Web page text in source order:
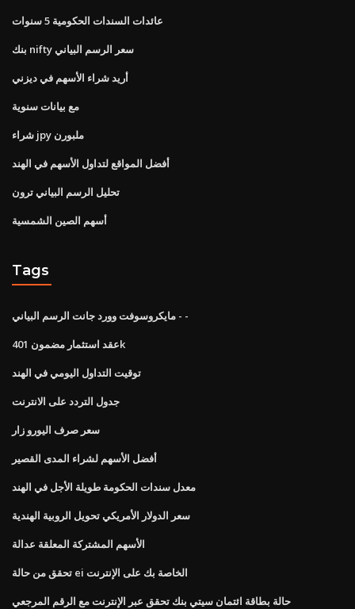
عائدات السندات الحكومية 5 سنوات
بنك nifty سعر الرسم البياني
أريد شراء الأسهم في ديزني
مع بيانات سنوية
شراء jpy ملبورن
أفضل المواقع لتداول الأسهم في الهند
تحليل الرسم البياني ترون
أسهم الصين الشمسية
Tags
مايكروسوفت وورد جانت الرسم البياني - -
عقد استثمار مضمون 401k
توقيت التداول اليومي في الهند
جدول التردد على الانترنت
سعر صرف اليورو زار
أفضل الأسهم لشراء المدى القصير
معدل سندات الحكومة طويلة الأجل في الهند
سعر الدولار الأمريكي تحويل الروبية الهندية
الأسهم المشتركة المعلقة عدالة
تحقق من حالة ei الخاصة بك على الإنترنت
حالة بطاقة ائتمان سيتي بنك تحقق عبر الإنترنت مع الرقم المرجعي